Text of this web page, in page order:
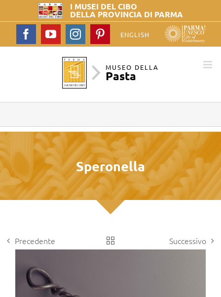
I MUSEI DELCIBO
DELLA PROVINCIA DI PARMA
ENGLISH
FacebookYouTubeInstagramPinterest
MUSEO DELLA
Pasta
Speronella
Precedente Successivo
Larger
Image